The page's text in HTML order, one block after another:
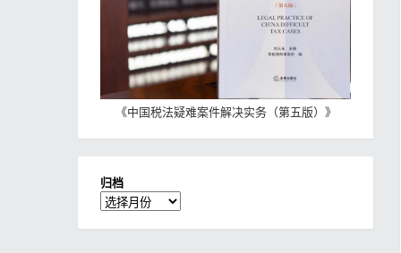
《中国税法疑难案件解决实务（第五版） 》
归档
归
档